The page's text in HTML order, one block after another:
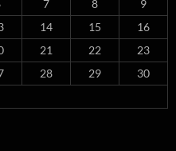
7 8
9
14 15
16
21 22
23
28 29
30